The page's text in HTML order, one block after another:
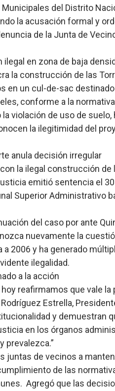
del Distrito
la acusación formal y
de la Junta de
en zona de baja
la construcción de las
en un cul-de-sac
conforme a la
violación de uso de
la ilegitimidad del
anula decisión irregular
la ilegal construcción de
emitió sentencia el
Superior Administrativo
del caso por ante
nuevamente la
2006 y ha generado
ilegalidad.
a la acción
reafirmamos que vale la
Estrella,
y demuestran
en los órganos
prevalezca.”
juntas de vecinos a
de las
Agregó que las